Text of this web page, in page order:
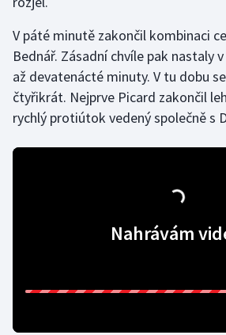
Jezdectví
Judo
Motorsport
V páté minutě zakončil kombinaci
Bednář. Zásadní chvíle pak nastaly
až devatenácté minuty. V tu dobu
čtyřikrát. Nejprve Picard zakončil
rychlý protiútok vedený společně s
Nahrávám